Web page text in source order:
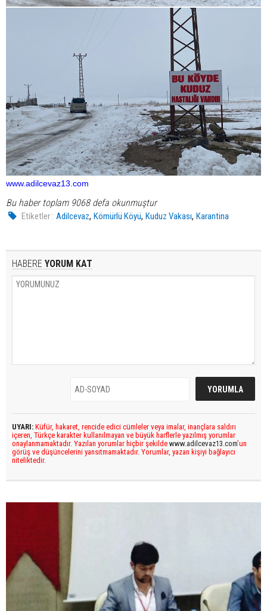
www.adilcevaz13.com
Bu haber toplam 9068 defa okunmuştur
Etiketler : Adilcevaz,Kömürlü Köyü,Kuduz Vakası,Karantina
HABERE YORUM KAT
UYARI: Küfür, hakaret, rencide edici cümleler veya imalar, inançlara saldırı
içeren, Türkçe karakter kullanılmayan ve büyük harflerle yazılmış yorumlar
onaylanmamaktadır. Yazılan yorumlar hiçbir şekilde www.adilcevaz13.com’un
görüş ve düşüncelerini yansıtmamaktadır. Yorumlar, yazan kişiyi bağlayıcı
niteliktedir.